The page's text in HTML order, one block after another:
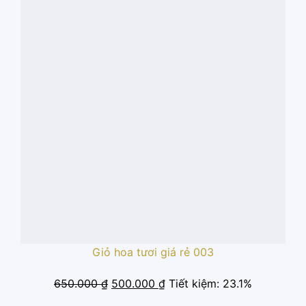
Giỏ hoa tươi giá rẻ 003
650.000₫ Giá
500.000 ₫Giá
Tiết kiệm: 23.1%